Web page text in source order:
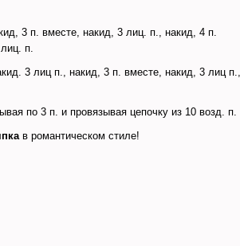
3 п. вместе, накид, 3 лиц. п., накид, 4 п.
п.
3 лиц п., накид, 3 п. вместе, накид, 3 лиц п.,
по 3 п. и провязывая цепочку из 10 возд. п.
в романтическом стиле!